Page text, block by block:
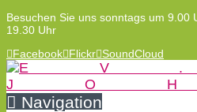
Besuchen Sie uns sonntags um 9.00
19.30 Uhr
Facebook Flickr SoundCloud
Navigation